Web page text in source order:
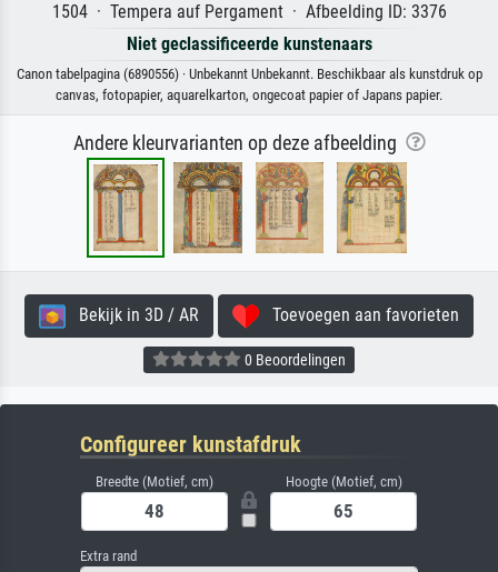
1504 · Tempera auf Pergament · Afbeelding ID: 3376
Niet geclassificeerde kunstenaars
Canon tabelpagina (6890556) · Unbekannt Unbekannt. Beschikbaar als kunstdruk op
canvas, fotopapier, aquarelkarton, ongecoat papier of Japans papier.
Andere kleurvarianten op deze afbeelding
Bekijk in 3D / AR Toevoegen aan favorieten
0 Beoordelingen
Configureer kunstafdruk
Breedte (Motief, cm) Hoogte (Motief, cm)
Extra rand